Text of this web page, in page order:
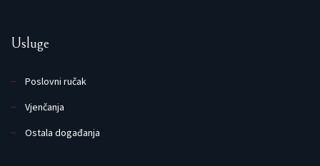
Usluge
Poslovni ručak
Vjenčanja
Ostala događanja